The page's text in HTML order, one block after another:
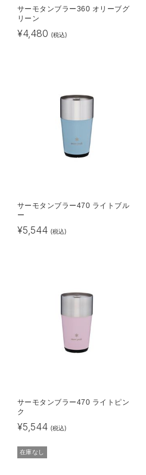
サーモタンブラー360 オリーブグ
リーン
¥4,480 (税込)
サーモタンブラー470 ライトブル
ー
¥5,544 (税込)
サーモタンブラー470 ライトピン
ク
¥5,544 (税込)
在庫なし